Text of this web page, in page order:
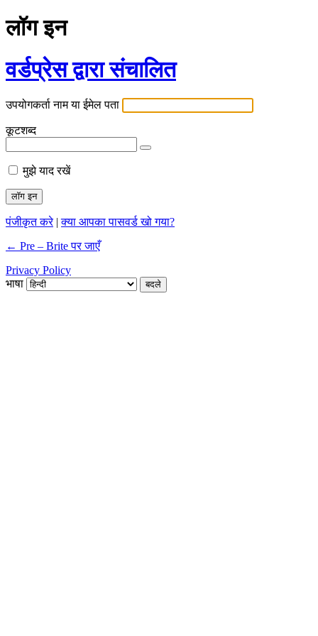
लॉग इन
वर्डप्रेस द्वारा संचालित
उपयोगकर्ता नाम या ईमेल पता
कूटशब्द
मुझे याद रखें
पंजीकृत करे|क्या आपका पासवर्ड खो गया?
← Pre – Brite पर जाएँ
Privacy Policy
भाषा